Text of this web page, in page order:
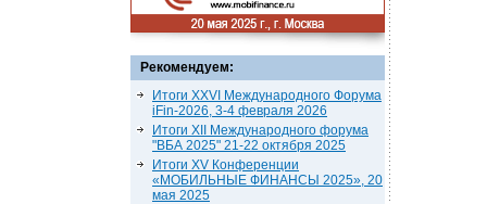
Рекомендуем:
Итоги XXVI Международного Форума
iFin-2026, 3-4 февраля 2026
Итоги XII Международного форума
"ВБА 2025" 21-22 октября 2025
Итоги XV Конференции
«МОБИЛЬНЫЕ ФИНАНСЫ 2025», 20
мая 2025